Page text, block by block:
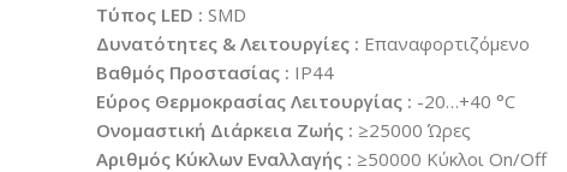
Τύπος LED : SMD
Δυνατότητες & Λειτουργίες : Επαναφορτιζόμενο
Βαθμός Προστασίας : IP44
Εύρος Θερμοκρασίας Λειτουργίας : -20…+40 °C
Ονομαστική Διάρκεια Ζωής : ≥25000 Ώρες
Αριθμός Κύκλων Εναλλαγής : ≥50000 Κύκλοι On/Off